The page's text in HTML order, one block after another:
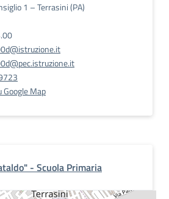
1 – Terrasini (PA)
Google Map
- Scuola Primaria